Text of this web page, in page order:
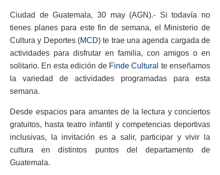
Ciudad de Guatemala, 30 may (AGN).- Si todavía no
tienes planes para este fin de semana, el Ministerio de
Cultura y Deportes (MCD) te trae una agenda cargada de
actividades para disfrutar en familia, con amigos o en
solitario. En esta edición de Finde Cultural te enseñamos
la variedad de actividades programadas para esta
semana.
Desde espacios para amantes de la lectura y conciertos
gratuitos, hasta teatro infantil y competencias deportivas
inclusivas, la invitación es a salir, participar y vivir la
cultura en distintos puntos del departamento de
Guatemala.